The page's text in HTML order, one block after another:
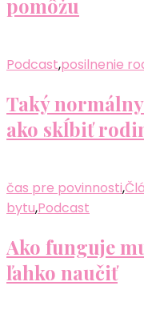
pomôžu
Podcast,posilnenie
Taký
ako skĺbiť
čas pre povinnosti,
bytu,Podcast
Ako funguje
ľahko naučiť